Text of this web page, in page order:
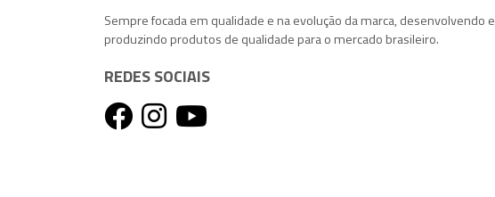
Sempre focada em qualidade e na evolução da marca, desenvolvendo e
produzindo produtos de qualidade para o mercado brasileiro.
REDES SOCIAIS